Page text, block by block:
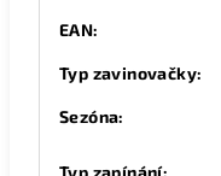
EAN:
Typ zavinovačky:
Sezóna: